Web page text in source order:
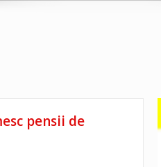
pensii de